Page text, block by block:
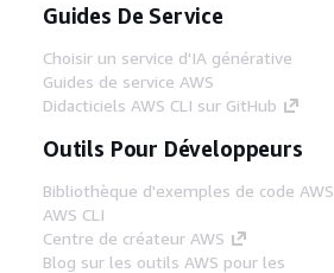
Guides De Service
Choisir un service d'IA générative
Guides de service AWS
Didacticiels AWS CLI sur GitHub
Outils Pour Développeurs
Bibliothèque d'exemples de code AWS
AWS CLI
Centre de créateur AWS
Blog sur les outils AWS pour les